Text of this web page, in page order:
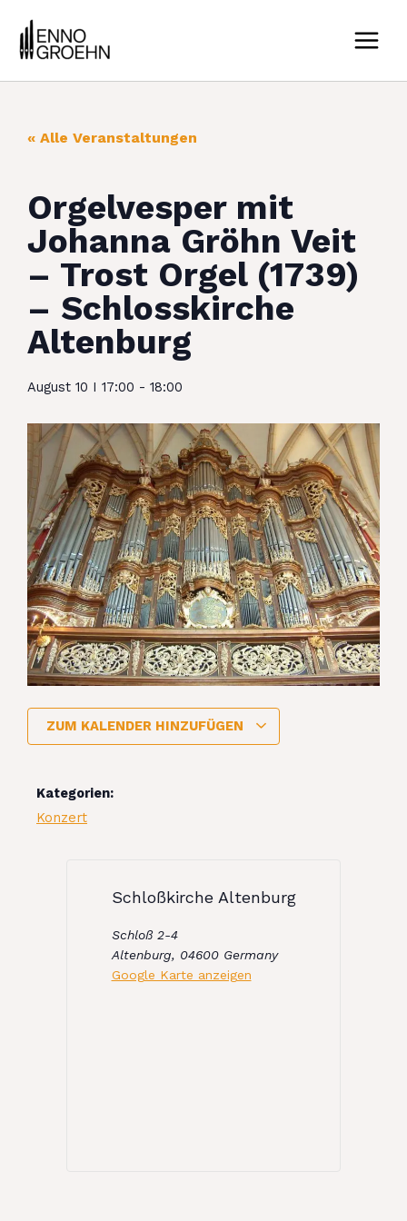
Inhalt
springen
« Alle Veranstaltungen
Orgelvesper mit
Johanna Gröhn Veit
– Trost Orgel (1739)
– Schlosskirche
Altenburg
August 10 I 17:00 - 18:00
ZUM KALENDER HINZUFÜGEN
Kategorien:
Konzert
Schloßkirche Altenburg
Schloß 2-4
Altenburg, 04600 Germany
Google Karte anzeigen